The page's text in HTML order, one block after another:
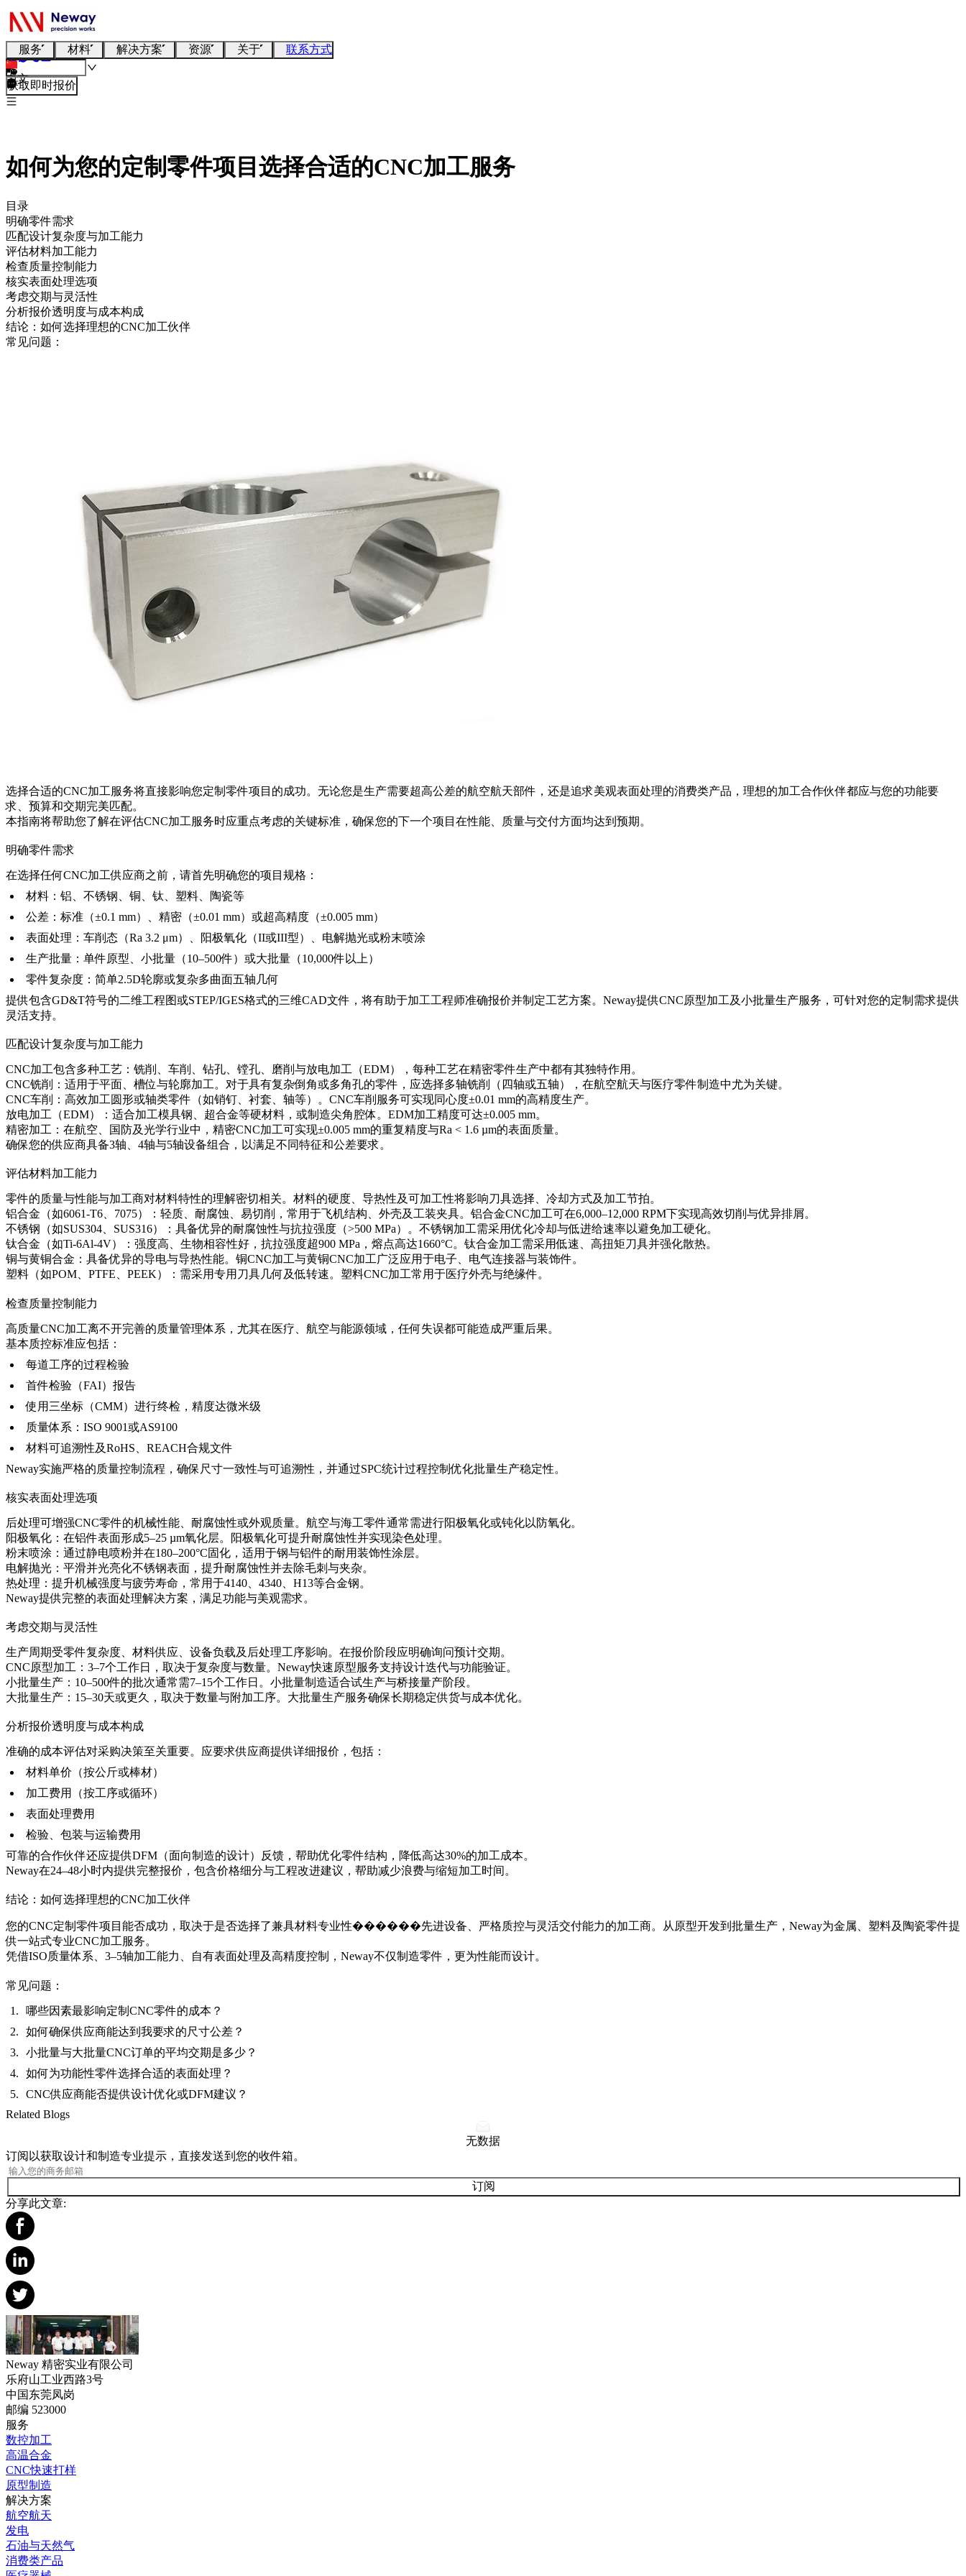
服务 材料 解决方案 资源 关于 联系方式
中文
获取即时报价
如何为您的定制零件项目选择合适的CNC加工服务
目录
明确零件需求
匹配设计复杂度与加工能力
评估材料加工能力
检查质量控制能力
核实表面处理选项
考虑交期与灵活性
分析报价透明度与成本构成
结论：如何选择理想的CNC加工伙伴
常见问题：
选择合适的CNC加工服务将直接影响您定制零件项目的成功。无论您是生产需要超高公差的航空航天部件，还是追求美观表面处理的消费类产品，理想的加工合作伙伴都应与您的功能要
求、预算和交期完美匹配。
本指南将帮助您了解在评估CNC加工服务时应重点考虑的关键标准，确保您的下一个项目在性能、质量与交付方面均达到预期。
明确零件需求
在选择任何CNC加工供应商之前，请首先明确您的项目规格：
材料：铝、不锈钢、铜、钛、塑料、陶瓷等
公差：标准（±0.1 mm）、精密（±0.01 mm）或超高精度（±0.005 mm）
表面处理：车削态（Ra 3.2 μm）、阳极氧化（II或III型）、电解抛光或粉末喷涂
生产批量：单件原型、小批量（10–500件）或大批量（10,000件以上）
零件复杂度：简单2.5D轮廓或复杂多曲面五轴几何
提供包含GD&T符号的二维工程图或STEP/IGES格式的三维CAD文件，将有助于加工工程师准确报价并制定工艺方案。 Neway提供CNC原型加工及小批量生产服务，可针对您的定制需求提供
灵活支持。
匹配设计复杂度与加工能力
CNC加工包含多种工艺：铣削、车削、钻孔、镗孔、磨削与放电加工（EDM），每种工艺在精密零件生产中都有其独特作用。
CNC铣削：适用于平面、槽位与轮廓加工。对于具有复杂倒角或多角孔的零件，应选择多轴铣削
（四轴或五轴），在航空航天与医疗零件制造中尤为关键。
CNC车削：高效加工圆形或轴类零件（如销钉、衬套、轴等）。 CNC车削服务可实现同心度±0.01 mm的高精度生产。
放电加工（EDM）：适合加工模具钢、超合金等硬材料，或制造尖角腔体。 EDM加工精度可达±0.005 mm。
精密加工：在航空、国防及光学行业中， 精密CNC加工可实现±0.005 mm的重复精度与Ra < 1.6 µm的表面质量。
确保您的供应商具备3轴、4轴与5轴设备组合，以满足不同特征和公差要求。
评估材料加工能力
零件的质量与性能与加工商对材料特性的理解密切相关。材料的硬度、导热性及可加工性将影响刀具选择、冷却方式及加工节拍。
铝合金（如6061-T6、7075）：轻质、耐腐蚀、易切削，常用于飞机结构、外壳及工装夹具。 铝合金CNC加工可在6,000–12,000 RPM下实现高效切削与优异排屑。
不锈钢（如SUS304、SUS316）：具备优异的耐腐蚀性与抗拉强度（>500 MPa）。 不锈钢加工需采用优化冷却与低进给速率以避免加工硬化。
钛合金（如Ti-6Al-4V）：强度高、生物相容性好，抗拉强度超900 MPa，熔点高达1660°C。 钛合金加工需采用低速、高扭矩刀具并强化散热。
铜与黄铜合金：具备优异的导电与导热性能。 铜CNC加工与黄铜CNC加工广泛应用于电子、电气连接器与装饰件。
塑料（如POM、PTFE、PEEK）：需采用专用刀具几何及低转速。 塑料CNC加工常用于医疗外壳与绝缘件。
检查质量控制能力
高质量CNC加工离不开完善的质量管理体系，尤其在医疗、航空与能源领域，任何失误都可能造成严重后果。
基本质控标准应包括：
每道工序的过程检验
首件检验（FAI）报告
使用三坐标（CMM）进行终检，精度达微米级
质量体系：ISO 9001或AS9100
材料可追溯性及RoHS、REACH合规文件
Neway实施严格的质量控制流程，确保尺寸一致性与可追溯性，并通过SPC统计过程控制优化批量生产稳定性。
核实表面处理选项
后处理可增强CNC零件的机械性能、耐腐蚀性或外观质量。航空与海工零件通常需进行阳极氧化或钝化以防氧化。
阳极氧化：在铝件表面形成5–25 µm氧化层。
阳极氧化可提升耐腐蚀性并实现染色处理。
粉末喷涂：通过静电喷粉并在180–200°C固化，适用于钢与铝件的耐用装饰性涂层。
电解抛光：平滑并光亮化不锈钢表面，提升耐腐蚀性并去除毛刺与夹杂。
热处理：提升机械强度与疲劳寿命，常用于4140、4340、H13等合金钢。
Neway提供完整的表面处理解决方案，满足功能与美观需求。
考虑交期与灵活性
生产周期受零件复杂度、材料供应、设备负载及后处理工序影响。在报价阶段应明确询问预计交期。
CNC原型加工：3–7个工作日，取决于复杂度与数量。 Neway快速原型服务支持设计迭代与功能验证。
小批量生产：10–500件的批次通常需7–15个工作日。 小批量制造适合试生产与桥接量产阶段。
大批量生产：15–30天或更久，取决于数量与附加工序。 大批量生产服务确保长期稳定供货与成本优化。
分析报价透明度与成本构成
准确的成本评估对采购决策至关重要。应要求供应商提供详细报价，包括：
材料单价（按公斤或棒材）
加工费用（按工序或循环）
表面处理费用
检验、包装与运输费用
可靠的合作伙伴还应提供DFM（面向制造的设计）反馈，帮助优化零件结构，降低高达30%的加工成本。
Neway在24–48小时内提供完整报价，包含价格细分与工程改进建议，帮助减少浪费与缩短加工时间。
结论：如何选择理想的CNC加工伙伴
您的CNC定制零件项目能否成功，取决于是否选择了兼具材料专业性������先进设备、严格质控与灵活交付能力的加工商。从原型开发到批量生产， Neway为金属、塑料及陶瓷零件提
供一站式专业CNC加工服务。
凭借ISO质量体系、3–5轴加工能力、自有表面处理及高精度控制，Neway不仅制造零件，更为性能而设计。
常见问题：
哪些因素最影响定制CNC零件的成本？
如何确保供应商能达到我要求的尺寸公差？
小批量与大批量CNC订单的平均交期是多少？
如何为功能性零件选择合适的表面处理？
CNC供应商能否提供设计优化或DFM建议？
Related Blogs
无数据
订阅以获取设计和制造专业提示，直接发送到您的收件箱。
订阅
分享此文章:
Neway 精密实业有限公司
乐府山工业西路3号
中国东莞凤岗
邮编 523000
服务
数控加工
高温合金
CNC快速打样
原型制造
解决方案
航空航天
发电
石油与天然气
消费类产品